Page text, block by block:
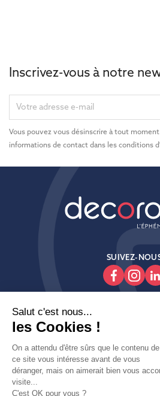
Inscrivez-vous à notre
Vous pouvez vous désinscrire à tout
informations de contact dans les conditions
SUIVEZ-
Produits
Decoroom
Contactez-Nous